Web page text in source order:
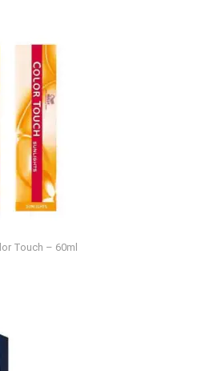
Touch – 60ml